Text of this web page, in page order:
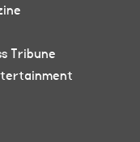
Tribune